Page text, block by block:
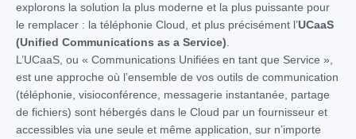
explorons la solution la plus moderne et la plus puissante pour
le remplacer : la téléphonie Cloud, et plus précisément l’UCaaS
(Unified Communications as a Service).
L’UCaaS, ou « Communications Unifiées en tant que Service »,
est une approche où l’ensemble de vos outils de communication
(téléphonie, visioconférence, messagerie instantanée, partage
de fichiers) sont hébergés dans le Cloud par un fournisseur et
accessibles via une seule et même application, sur n’importe